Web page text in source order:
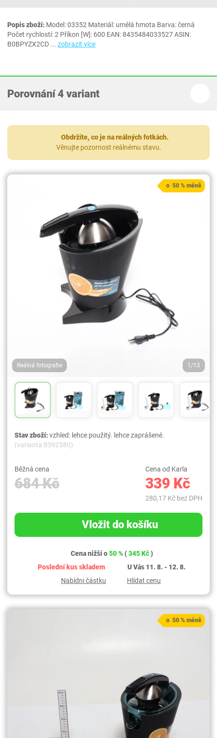
Popis zboží: Model: 03352 Materiál: umělá hmota Barva: černá
Počet rychlostí: 2 Příkon [W]: 600 EAN: 8435484033527 ASIN:
B0BPYZX2CD ... zobrazit více
Porovnání 4 variant
Obdržíte, co je na reálných fotkách.
Věnujte pozornost reálnému stavu.
Reálná fotografie 1/13
o 50 % méně
Stav zboží:vzhled: lehce použitý. lehce zaprášené.
(varianta 8392380)
Běžná cena
684 Kč
Cena od Karla
339 Kč
280,17 Kč bez DPH
Vložit do košíku
Cena nižší o50 %(345 Kč)
Poslední kus skladem
U Vás 11. 8. - 12. 8.
Nabídni částku
Hlídat cenu
o 50 % méně